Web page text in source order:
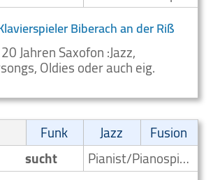
Biberach an der Riß
Jahren Saxofon :Jazz,
Oldies oder auch eig.
Funk Jazz
Fusion
sucht Pianist/Pianospieler